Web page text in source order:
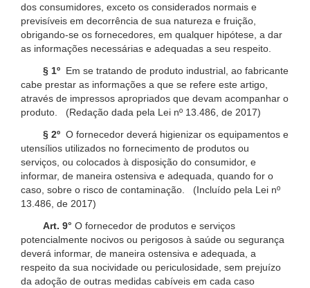
dos consumidores, exceto os considerados normais e
previsíveis em decorrência de sua natureza e fruição,
obrigando-se os fornecedores, em qualquer hipótese, a dar
as informações necessárias e adequadas a seu respeito.
§ 1º Em se tratando de produto industrial, ao fabricante
cabe prestar as informações a que se refere este artigo,
através de impressos apropriados que devam acompanhar o
produto. (Redação dada pela Lei nº 13.486, de 2017)
§ 2º O fornecedor deverá higienizar os equipamentos e
utensílios utilizados no fornecimento de produtos ou
serviços, ou colocados à disposição do consumidor, e
informar, de maneira ostensiva e adequada, quando for o
caso, sobre o risco de contaminação. (Incluído pela Lei nº
13.486, de 2017)
Art. 9° O fornecedor de produtos e serviços
potencialmente nocivos ou perigosos à saúde ou segurança
deverá informar, de maneira ostensiva e adequada, a
respeito da sua nocividade ou periculosidade, sem prejuízo
da adoção de outras medidas cabíveis em cada caso